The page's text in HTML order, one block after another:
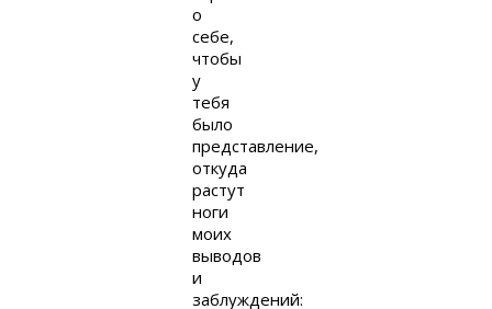
о
себе,
чтобы
у
тебя
было
представление,
откуда
растут
ноги
моих
выводов
и
заблуждений: